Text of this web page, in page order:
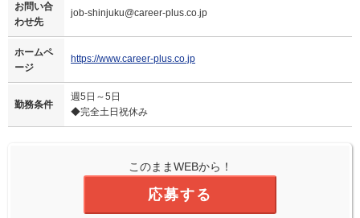
お問い合
わせ先
job-shinjuku@career-plus.co.jp
ホームペ
ージ
https://www.career-plus.co.jp
勤務条件
週5日～5日
◆完全土日祝休み
このままWEBから！
応募する